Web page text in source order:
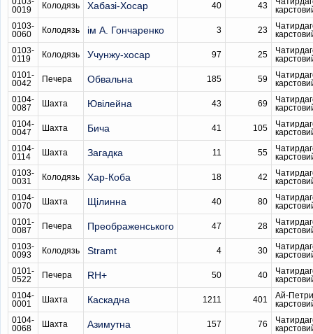
0019
Колодязь Хабазі-Хосар 40 43
0103-
0060
Колодязь ім А. Гончаренко 3 23
0103-
0119
Колодязь Учунжу-хосар 97 25
0101-
0042
Печера Обвальна 185 59
0104-
0087
Шахта Ювілейна 43 69
0104-
0047
Шахта Бича 41 105
0104-
0114
Шахта Загадка 11 55
0103-
0031
Колодязь Хар-Коба 18 42
0104-
0070
Шахта Щілинна 40 80
0101-
0087
Печера Преображенського 47 28
0103-
0093
Колодязь Stramt 4 30
0101-
0522
Печера RH+ 50 40
0104-
0001
Шахта Каскадна 1211 401
Ай-
0104-
0068
Шахта Азимутна 157 76